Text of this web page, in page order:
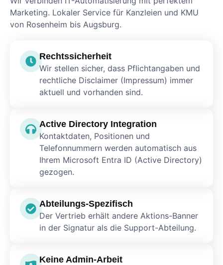
Marketing. Lokaler Service für Kanzleien und KMU
von Rosenheim bis Augsburg.
Rechtssicherheit
Wir stellen sicher, dass Pflichtangaben und
rechtliche Disclaimer (Impressum) immer
aktuell und vorhanden sind.
Active Directory Integration
Kontaktdaten, Positionen und
Telefonnummern werden automatisch aus
Ihrem Microsoft Entra ID (Active Directory)
gezogen.
Abteilungs-Spezifisch
Der Vertrieb erhält andere Aktions-Banner
in der Signatur als die Support-Abteilung.
Keine Admin-Arbeit